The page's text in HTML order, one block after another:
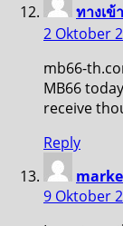
ทางเข้
2 Oktober
mb66-
MB66
receive
Reply
9 Oktober